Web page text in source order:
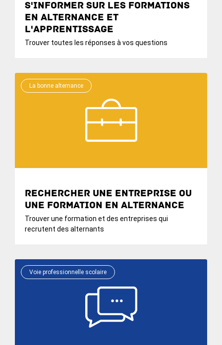
S'informer sur les formations
en alternance et
l'apprentissage
Trouver toutes les réponses à vos questions
La bonne alternance
Rechercher une entreprise ou
une formation en alternance
Trouver une formation et des entreprises qui
recrutent des alternants
Voie professionnelle scolaire